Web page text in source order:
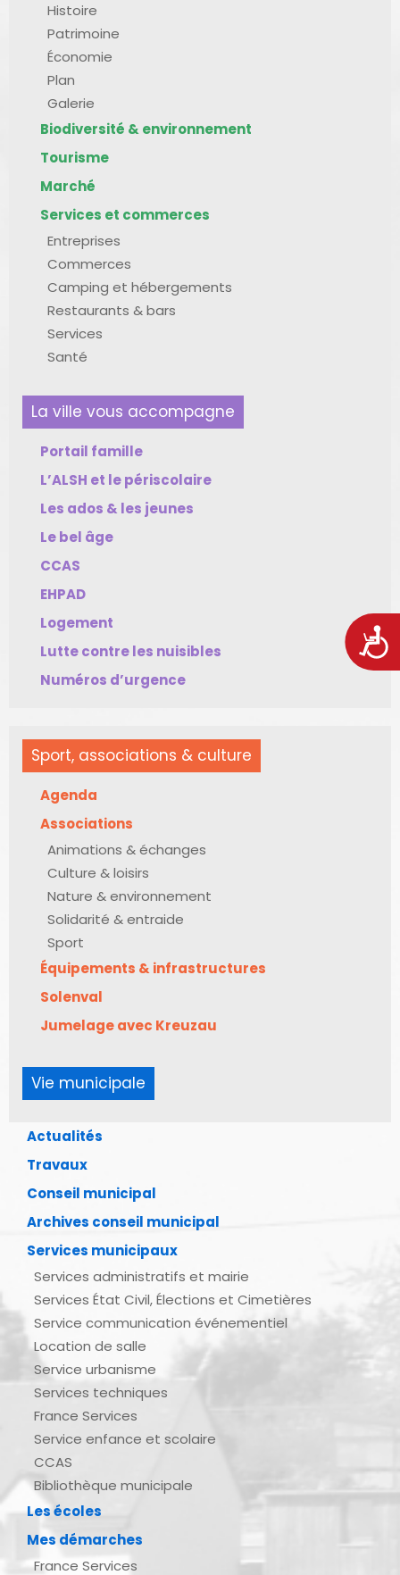
Histoire
Patrimoine
Économie
Plan
Galerie
Biodiversité & environnement
Tourisme
Marché
Services et commerces
Entreprises
Commerces
Camping et hébergements
Restaurants & bars
Services
Santé
La ville vous accompagne
Portail famille
L’ALSH et le périscolaire
Les ados & les jeunes
Le bel âge
CCAS
EHPAD
Logement
Lutte contre les nuisibles
Numéros d’urgence
Sport, associations & culture
Agenda
Associations
Animations & échanges
Culture & loisirs
Nature & environnement
Solidarité & entraide
Sport
Équipements & infrastructures
Solenval
Jumelage avec Kreuzau
Vie municipale
Actualités
Travaux
Conseil municipal
Archives conseil municipal
Services municipaux
Services administratifs et mairie
Services État Civil, Élections et Cimetières
Service communication événementiel
Location de salle
Service urbanisme
Services techniques
France Services
Service enfance et scolaire
CCAS
Bibliothèque municipale
Les écoles
Mes démarches
France Services